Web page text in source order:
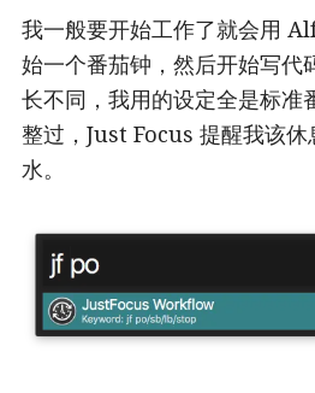
我一般要开始工作了就会用
始一个番茄钟，然后开始写代
长不同，我用的设定全是标准
整过，Just Focus 提醒我该
水。